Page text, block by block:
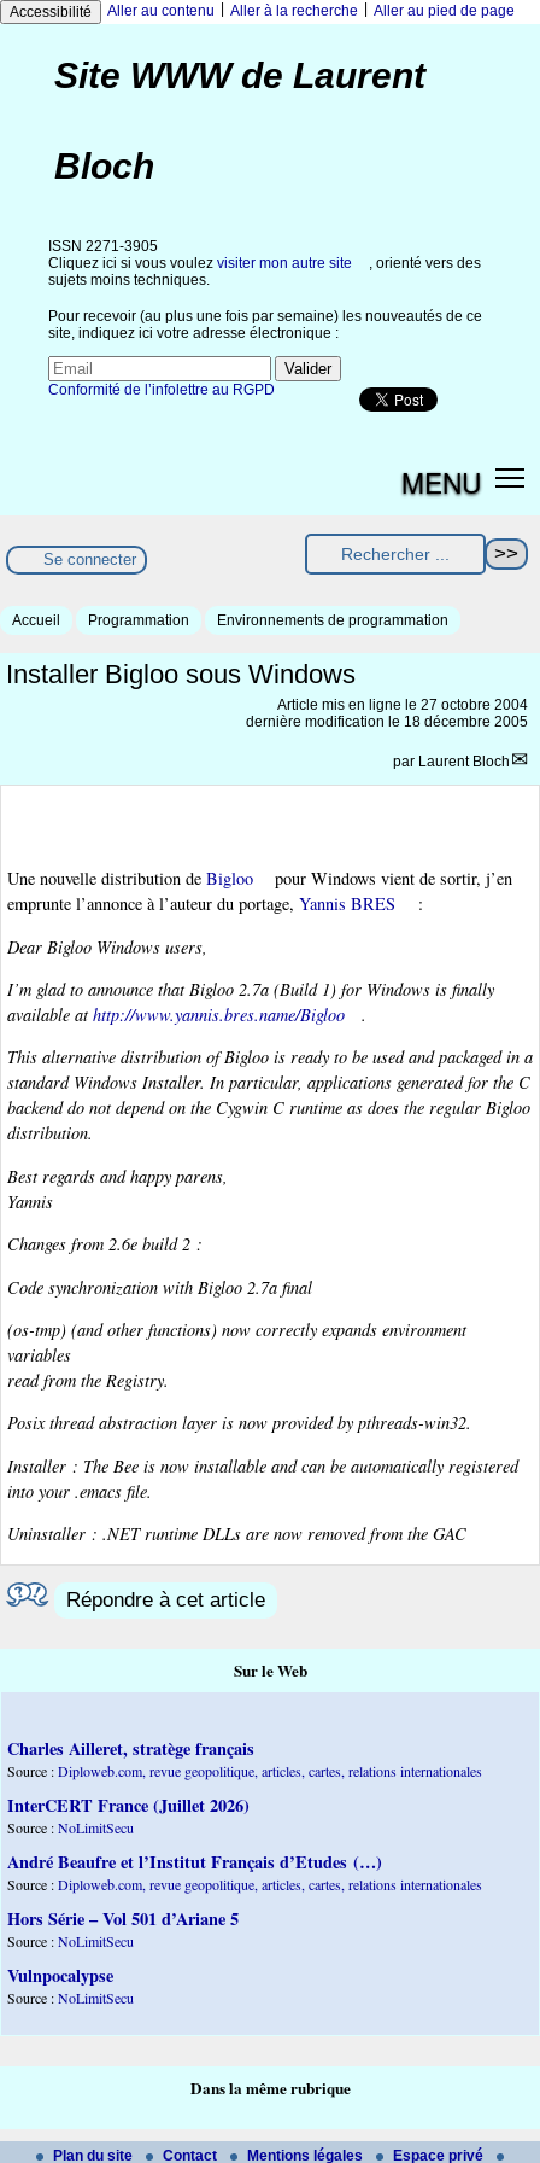
Accessibilité Aller au contenu Aller à la recherche Aller au pied de page
Site WWW de Laurent
Bloch
ISSN 2271-3905
Cliquez ici si vous voulez visiter mon autre site
, orienté vers des
sujets moins techniques.
Pour recevoir (au plus une fois par semaine) les nouveautés de ce
site, indiquez ici votre adresse électronique :
Conformité de l’infolettre au RGPD
MENU
Se connecter
Accueil Programmation Environnements de programmation
Installer Bigloo sous Windows
Article mis en ligne le 27 octobre 2004
dernière modification le 18 décembre 2005
par Laurent Bloch
Une nouvelle distribution de Bigloo
pour Windows vient de sortir, j’en
emprunte l’annonce à l’auteur du portage, Yannis BRES
:
Dear Bigloo Windows users,
I’m glad to announce that Bigloo 2.7a (Build 1) for Windows is finally
available athttp://www.yannis.bres.name/Bigloo
.
This alternative distribution of Bigloo is ready to be used and packaged in a
standard Windows Installer. In particular, applications generated for the C
backend do not depend on the Cygwin C runtime as does the regular Bigloo
distribution.
Best regards and happy parens,
Yannis
Changes from 2.6e build 2 :
Code synchronization with Bigloo 2.7a final
(os-tmp) (and other functions) now correctly expands environment
variables
read from the Registry.
Posix thread abstraction layer is now provided by pthreads-win32.
Installer : The Bee is now installable and can be automatically registered
into your .emacs file.
Uninstaller : .NET runtime DLLs are now removed from the GAC
Répondre à cet article
Sur le Web
Charles Ailleret, stratège français
Source :Diploweb.com, revue geopolitique, articles, cartes, relations internationales
InterCERT France (Juillet 2026)
Source :NoLimitSecu
André Beaufre et l’Institut Français d’Etudes (…)
Source :Diploweb.com, revue geopolitique, articles, cartes, relations internationales
Hors Série – Vol 501 d’Ariane 5
Source :NoLimitSecu
Vulnpocalypse
Source :NoLimitSecu
Dans la même rubrique
Plan du site Contact Mentions légales Espace privé